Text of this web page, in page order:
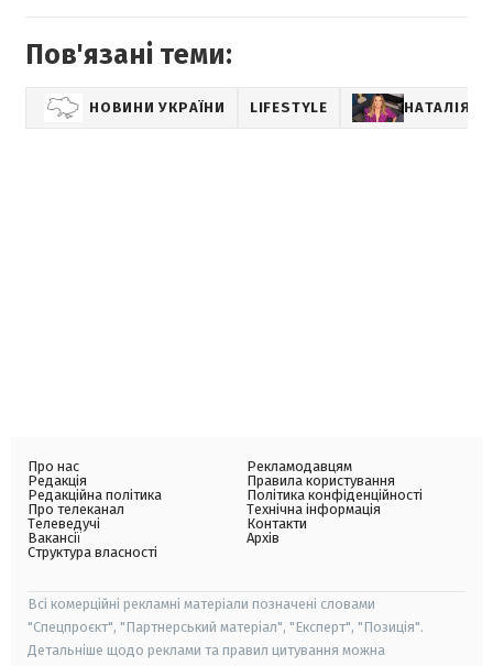
Пов'язані теми:
НОВИНИ УКРАЇНИ LIFESTYLE НАТАЛІЯ
Про нас
Редакція
Редакційна політика
Про телеканал
Телеведучі
Вакансії
Структура власності
Рекламодавцям
Правила користування
Політика конфіденційності
Технічна інформація
Контакти
Архів
Всі комерційні рекламні матеріали позначені словами
"Спецпроєкт", "Партнерський матеріал", "Експерт", "Позиція".
Детальніше щодо реклами та правил цитування можна